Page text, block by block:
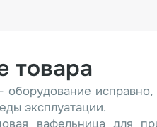
товара
оборудование
эксплуатации.
вафельница для